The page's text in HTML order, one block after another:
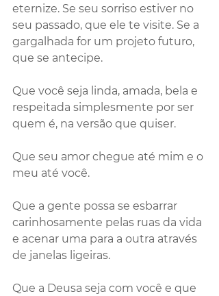
eternize. Se seu sorriso estiver no
seu passado, que ele te visite. Se a
gargalhada for um projeto futuro,
que se antecipe.
Que você seja linda, amada, bela e
respeitada simplesmente por ser
quem é, na versão que quiser.
Que seu amor chegue até mim e o
meu até você.
Que a gente possa se esbarrar
carinhosamente pelas ruas da vida
e acenar uma para a outra através
de janelas ligeiras.
Que a Deusa seja com você e que